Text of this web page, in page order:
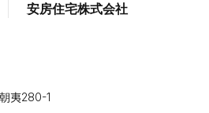
安房住宅株式会社
夷280-1